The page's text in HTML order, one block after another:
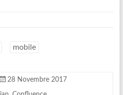
mobile
28 Novembre 2017